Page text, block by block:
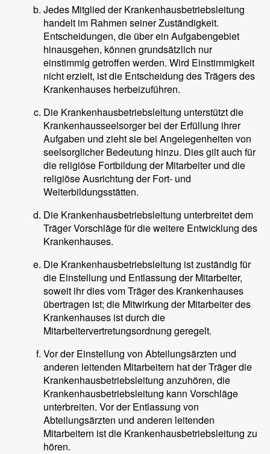
Jedes Mitglied der Krankenhausbetriebsleitung
handelt im Rahmen seiner Zuständigkeit.
Entscheidungen, die über ein Aufgabengebiet
hinausgehen, können grundsätzlich nur
einstimmig getroffen werden. Wird Einstimmigkeit
nicht erzielt, ist die Entscheidung des Trägers des
Krankenhauses herbeizuführen.
Die Krankenhausbetriebsleitung unterstützt die
Krankenhausseelsorger bei der Erfüllung ihrer
Aufgaben und zieht sie bei Angelegenheiten von
seelsorglicher Bedeutung hinzu. Dies gilt auch für
die religiöse Fortbildung der Mitarbeiter und die
religiöse Ausrichtung der Fort- und
Weiterbildungsstätten.
Die Krankenhausbetriebsleitung unterbreitet dem
Träger Vorschläge für die weitere Entwicklung des
Krankenhauses.
Die Krankenhausbetriebsleitung ist zuständig für
die Einstellung und Entlassung der Mitarbeiter,
soweit ihr dies vom Träger des Krankenhauses
übertragen ist; die Mitwirkung der Mitarbeiter des
Krankenhauses ist durch die
Mitarbeitervertretungsordnung geregelt.
Vor der Einstellung von Abteilungsärzten und
anderen leitenden Mitarbeitern hat der Träger die
Krankenhausbetriebsleitung anzuhören, die
Krankenhausbetriebsleitung kann Vorschläge
unterbreiten. Vor der Entlassung von
Abteilungsärzten und anderen leitenden
Mitarbeitern ist die Krankenhausbetriebsleitung zu
hören.